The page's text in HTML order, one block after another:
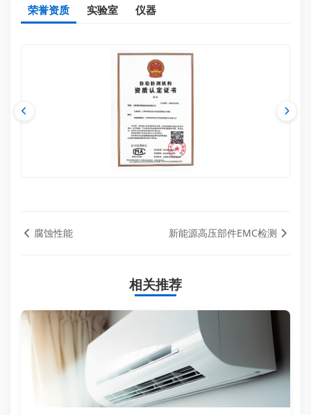
荣誉资质 实验室 仪器
腐蚀性能 新能源高压部件EMC检测
相关推荐